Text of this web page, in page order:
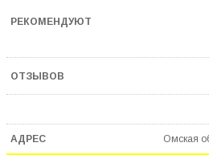
Омская